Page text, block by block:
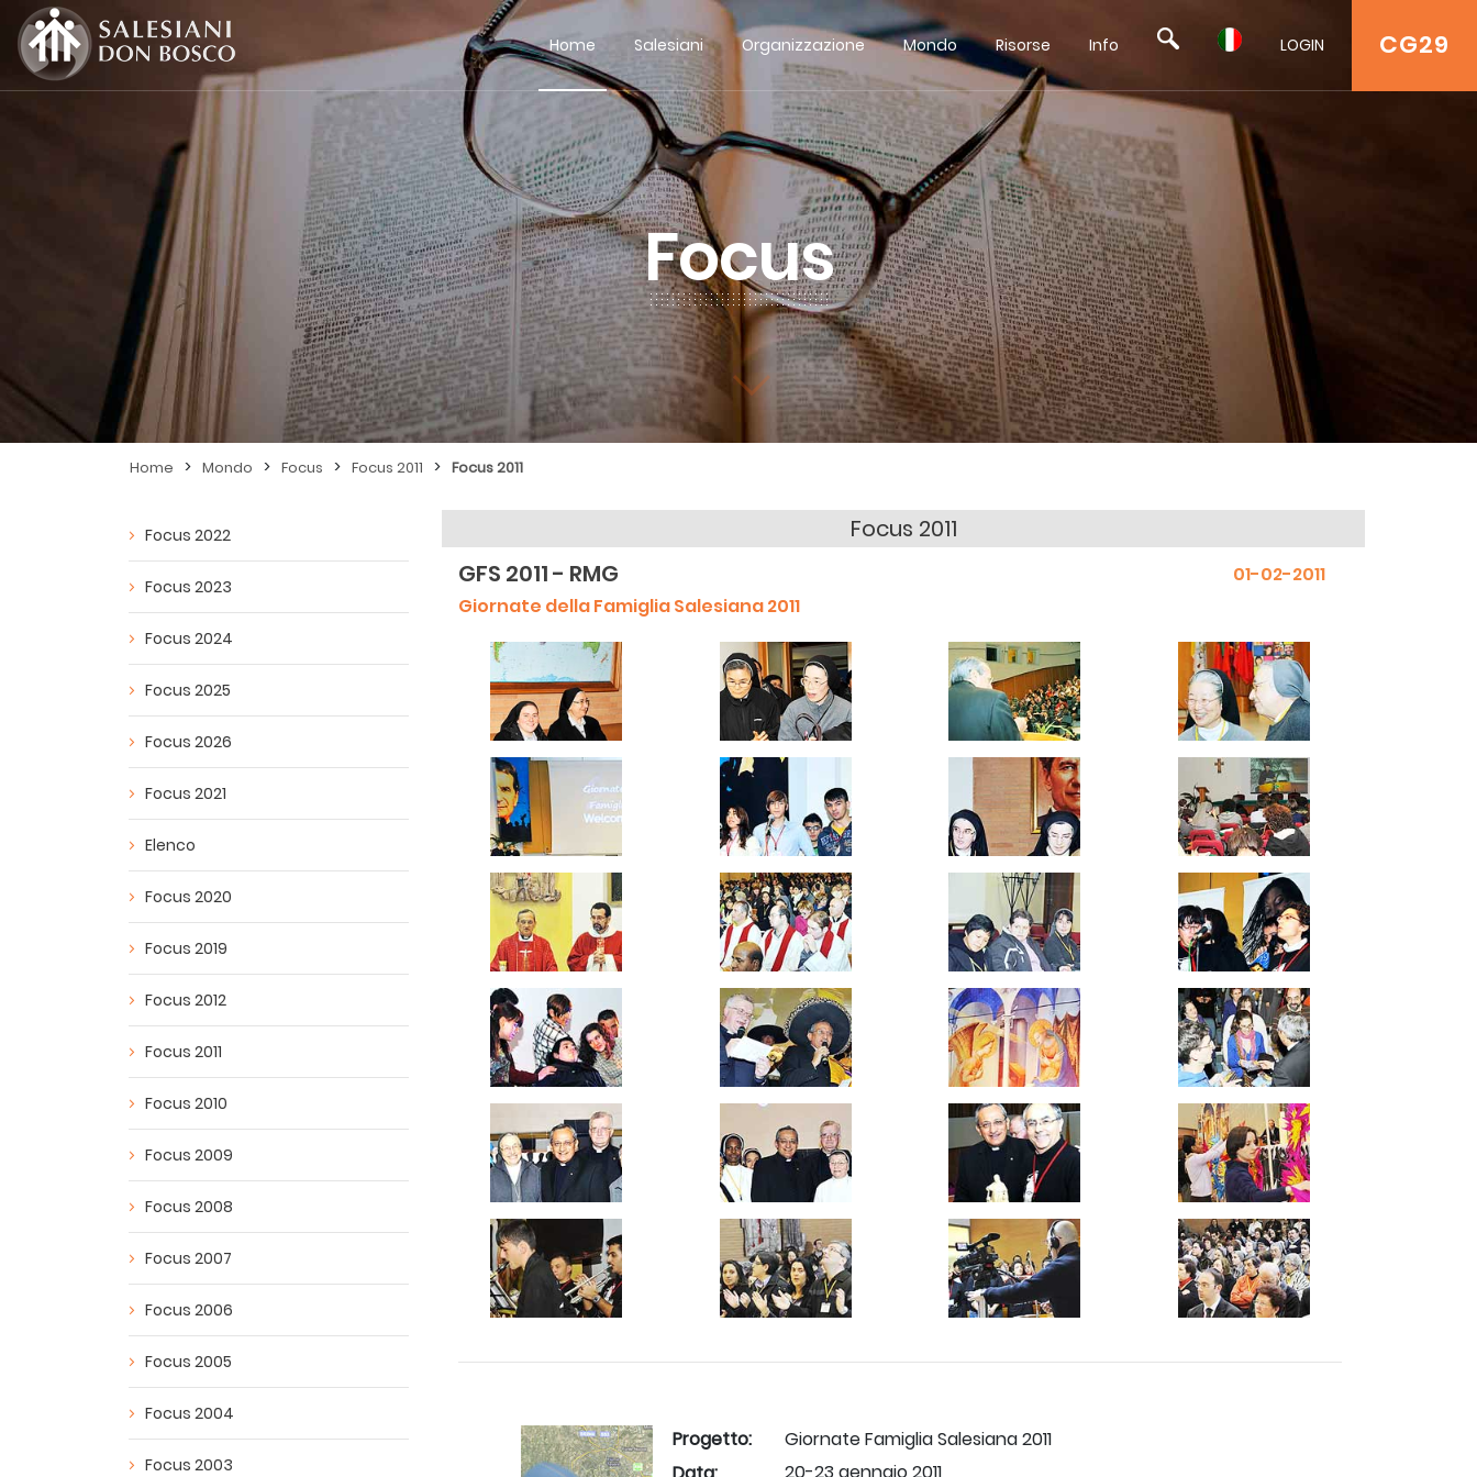
CG29
Home Salesiani Organizzazione Mondo Risorse Info LOGIN
Focus
Home > Mondo > Focus > Focus 2011 > Focus 2011
Focus 2022
Focus 2023
Focus 2024
Focus 2025
Focus 2026
Focus 2021
Elenco
Focus 2020
Focus 2019
Focus 2012
Focus 2011
Focus 2010
Focus 2009
Focus 2008
Focus 2007
Focus 2006
Focus 2005
Focus 2004
Focus 2003
Focus 2011
GFS 2011 - RMG
01-02-2011
Giornate della Famiglia Salesiana 2011
Progetto:
Giornate Famiglia Salesiana 2011